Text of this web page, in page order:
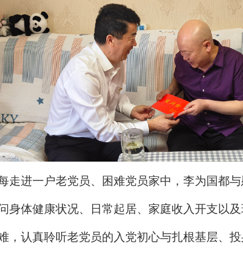
走进一户老党员、困难党员家中，李为国都
身体健康状况、日常起居、家庭收入开支以
，认真聆听老党员的入党初心与扎根基层、